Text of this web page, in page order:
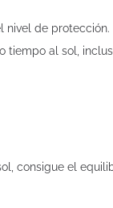
de protección.
al sol,
consigue el